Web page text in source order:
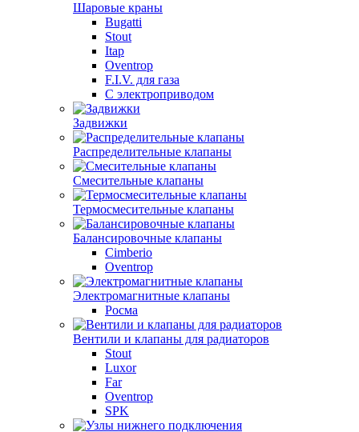
Шаровые краны
Bugatti
Stout
Itap
Oventrop
F.I.V. для газа
С электроприводом
Задвижки
Распределительные клапаны
Cмесительные клапаны
Термосмесительные клапаны
Балансировочные клапаны
Cimberio
Oventrop
Электромагнитные клапаны
Росма
Вентили и клапаны для радиаторов
Stout
Luxor
Far
Oventrop
SPK